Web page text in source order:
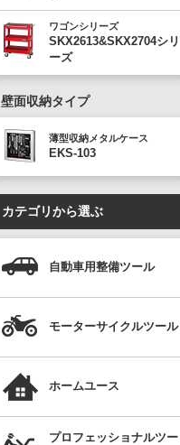
ワゴンシリーズ
SKX2613&SKX2704シリ
ーズ
壁面収納タイプ
薄型収納メタルケース
EKS-103
カテゴリから選ぶ
自動車用整備ツール
モーターサイクルツール
ホームユース
プロフェッショナルツー